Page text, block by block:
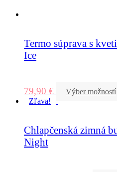
Termo súprava s
Ice
79,90 €
Výber možností
Zľava!
Chlapčenská zimná
Night